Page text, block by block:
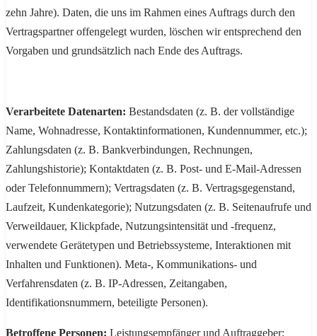
zehn Jahre). Daten, die uns im Rahmen eines Auftrags durch den
Vertragspartner offengelegt wurden, löschen wir entsprechend den
Vorgaben und grundsätzlich nach Ende des Auftrags.
Verarbeitete Datenarten: Bestandsdaten (z. B. der vollständige
Name, Wohnadresse, Kontaktinformationen, Kundennummer, etc.);
Zahlungsdaten (z. B. Bankverbindungen, Rechnungen,
Zahlungshistorie); Kontaktdaten (z. B. Post- und E-Mail-Adressen
oder Telefonnummern); Vertragsdaten (z. B. Vertragsgegenstand,
Laufzeit, Kundenkategorie); Nutzungsdaten (z. B. Seitenaufrufe und
Verweildauer, Klickpfade, Nutzungsintensität und -frequenz,
verwendete Gerätetypen und Betriebssysteme, Interaktionen mit
Inhalten und Funktionen). Meta-, Kommunikations- und
Verfahrensdaten (z. B. IP-Adressen, Zeitangaben,
Identifikationsnummern, beteiligte Personen).
Betroffene Personen: Leistungsempfänger und Auftraggeber;